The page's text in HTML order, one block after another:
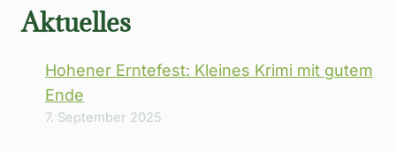
Aktuelles
Hohener Erntefest: Kleines Krimi mit gutem
Ende
7. September 2025